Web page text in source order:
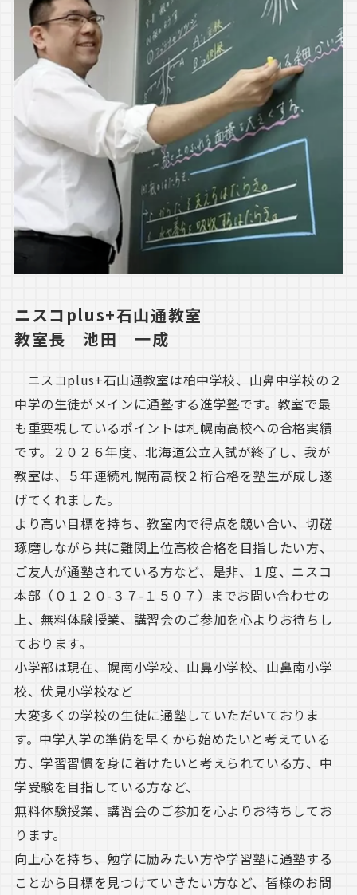
ニスコplus+石山通教室
教室長 池田 一成
ニスコplus+石山通教室は柏中学校、山鼻中学校の２
中学の生徒がメインに通塾する進学塾です。教室で最
も重要視しているポイントは札幌南高校への合格実績
です。２０２６年度、北海道公立入試が終了し、我が
教室は、５年連続札幌南高校２桁合格を塾生が成し遂
げてくれました。
より高い目標を持ち、教室内で得点を競い合い、切磋
琢磨しながら共に難関上位高校合格を目指したい方、
ご友人が通塾されている方など、是非、１度、ニスコ
本部（０１２０-３７-１５０７）までお問い合わせの
上、無料体験授業、講習会のご参加を心よりお待ちし
ております。
小学部は現在、幌南小学校、山鼻小学校、山鼻南小学
校、伏見小学校など
大変多くの学校の生徒に通塾していただいておりま
す。中学入学の準備を早くから始めたいと考えている
方、学習習慣を身に着けたいと考えられている方、中
学受験を目指している方など、
無料体験授業、講習会のご参加を心よりお待ちしてお
ります。
向上心を持ち、勉学に励みたい方や学習塾に通塾する
ことから目標を見つけていきたい方など、皆様のお問